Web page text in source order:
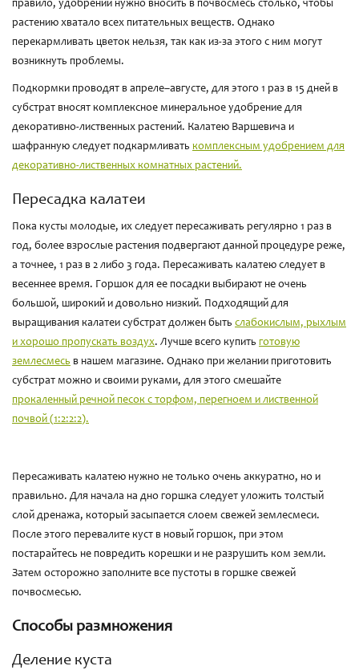
правило, удобрений нужно вносить в почвосмесь столько, чтобы
растению хватало всех питательных веществ. Однако
перекармливать цветок нельзя, так как из-за этого с ним могут
возникнуть проблемы.
Подкормки проводят в апреле–августе, для этого 1 раз в 15 дней в
субстрат вносят комплексное минеральное удобрение для
декоративно-лиственных растений. Калатею Варшевича и
шафранную следует подкармливать комплексным удобрением для
декоративно-лиственных комнатных растений.
Пересадка калатеи
Пока кусты молодые, их следует пересаживать регулярно 1 раз в
год, более взрослые растения подвергают данной процедуре реже,
а точнее, 1 раз в 2 либо 3 года. Пересаживать калатею следует в
весеннее время. Горшок для ее посадки выбирают не очень
большой, широкий и довольно низкий. Подходящий для
выращивания калатеи субстрат должен быть слабокислым, рыхлым
и хорошо пропускать воздух. Лучше всего купить готовую
землесмесь в нашем магазине. Однако при желании приготовить
субстрат можно и своими руками, для этого смешайте
прокаленный речной песок с торфом, перегноем и лиственной
почвой (1:2:2:2).
Пересаживать калатею нужно не только очень аккуратно, но и
правильно. Для начала на дно горшка следует уложить толстый
слой дренажа, который засыпается слоем свежей землесмеси.
После этого перевалите куст в новый горшок, при этом
постарайтесь не повредить корешки и не разрушить ком земли.
Затем осторожно заполните все пустоты в горшке свежей
почвосмесью.
Способы размножения
Деление куста